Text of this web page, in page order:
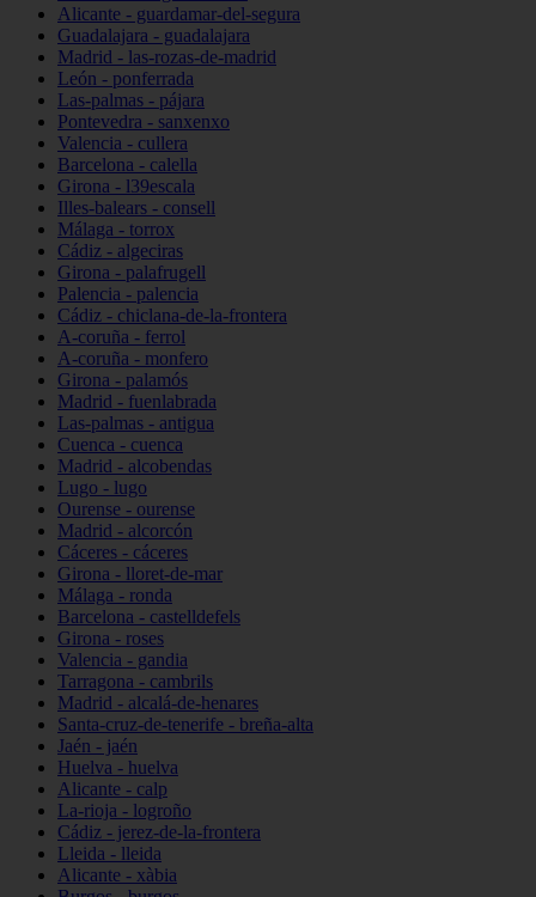
Alicante - guardamar-del-segura
Guadalajara - guadalajara
Madrid - las-rozas-de-madrid
León - ponferrada
Las-palmas - pájara
Pontevedra - sanxenxo
Valencia - cullera
Barcelona - calella
Girona - l39escala
Illes-balears - consell
Málaga - torrox
Cádiz - algeciras
Girona - palafrugell
Palencia - palencia
Cádiz - chiclana-de-la-frontera
A-coruña - ferrol
A-coruña - monfero
Girona - palamós
Madrid - fuenlabrada
Las-palmas - antigua
Cuenca - cuenca
Madrid - alcobendas
Lugo - lugo
Ourense - ourense
Madrid - alcorcón
Cáceres - cáceres
Girona - lloret-de-mar
Málaga - ronda
Barcelona - castelldefels
Girona - roses
Valencia - gandia
Tarragona - cambrils
Madrid - alcalá-de-henares
Santa-cruz-de-tenerife - breña-alta
Jaén - jaén
Huelva - huelva
Alicante - calp
La-rioja - logroño
Cádiz - jerez-de-la-frontera
Lleida - lleida
Alicante - xàbia